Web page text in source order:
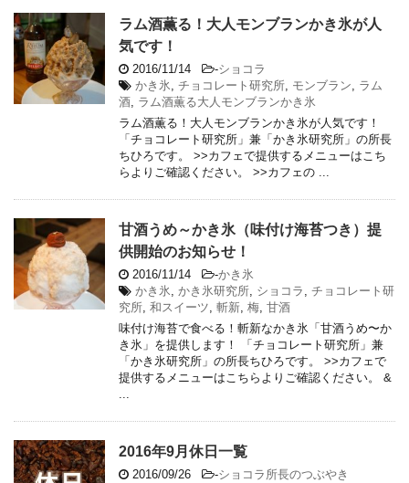
ラム酒薫る！大人モンブランかき氷が人
気です！
2016/11/14 -ショコラ
かき氷, チョコレート研究所, モンブラン, ラム
酒, ラム酒薫る大人モンブランかき氷
ラム酒薫る！大人モンブランかき氷が人気です！
「チョコレート研究所」兼「かき氷研究所」の所長
ちひろです。 >>カフェで提供するメニューはこち
らよりご確認ください。 >>カフェの ...
甘酒うめ～かき氷（味付け海苔つき）提
供開始のお知らせ！
2016/11/14 -かき氷
かき氷, かき氷研究所, ショコラ , チョコレート研
究所, 和スイーツ, 斬新, 梅, 甘酒
味付け海苔で食べる！斬新なかき氷「甘酒うめ〜か
き氷」を提供します！ 「チョコレート研究所」兼
「かき氷研究所」の所長ちひろです。 >>カフェで
提供するメニューはこちらよりご確認ください。 &
...
2016年9月休日一覧
2016/09/26 -ショコラ所長のつぶやき